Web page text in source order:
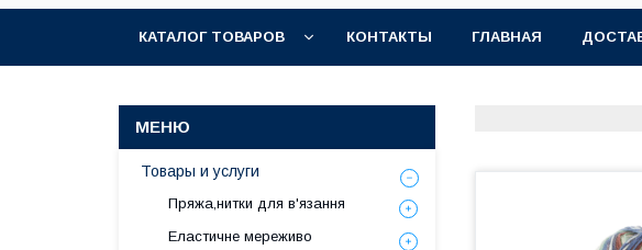
КАТАЛОГ ТОВАРОВ КОНТАКТЫ ГЛАВНАЯ
Товары и услуги
Пряжа,нитки для в'язання
Еластичне мереживо